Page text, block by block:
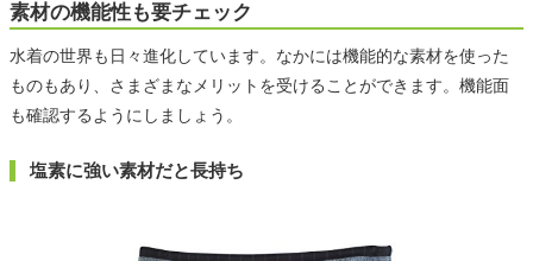
素材の機能性も要チェック
水着の世界も日々進化しています。なかには機能的な素材を使った
ものもあり、さまざまなメリットを受けることができます。機能面
も確認するようにしましょう。
塩素に強い素材だと長持ち